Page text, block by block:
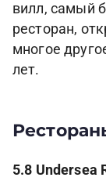
вилл, самый
ресторан,
многое
лет.
5.8 Undersea